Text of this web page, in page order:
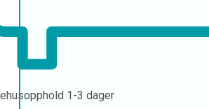
1-3 dager